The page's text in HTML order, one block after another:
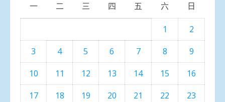
一 二 三 四 五 六 日
1
2
3
4 5 6 7 8
9
10
11 12 13 14 15
16
17
18 19 20 21 22
23